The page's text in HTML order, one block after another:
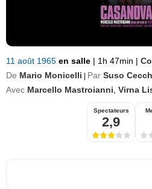
11 août 1965 en salle | 1h 47min |
De Mario Monicelli Par Suso
Avec Marcello Mastroianni Virna
Spectateurs
2,9